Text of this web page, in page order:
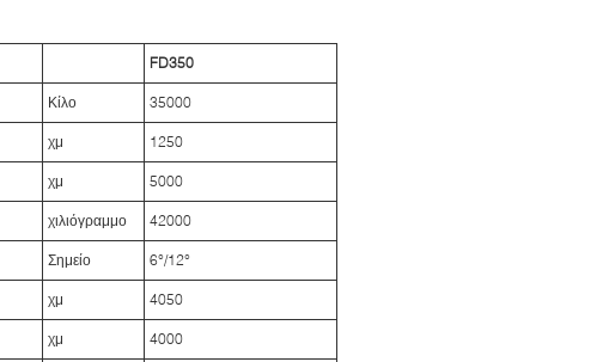
FD350
Κίλο 35000
χμ 1250
χμ 5000
χιλιόγραμμο 42000
Σημείο 6°/12°
χμ 4050
χμ 4000